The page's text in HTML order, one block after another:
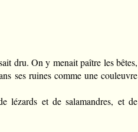
dru. On y menait paître les bêtes,
ses ruines comme une couleuvre
lézards et de salamandres, et de